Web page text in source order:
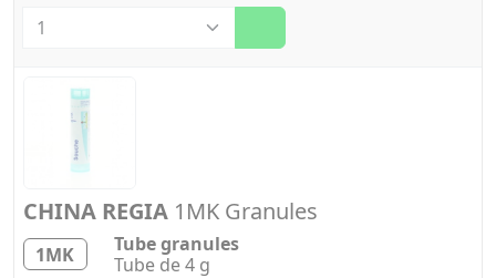
CHINA REGIA 1MK Granules
1MK
Tube granules
Tube de 4 g